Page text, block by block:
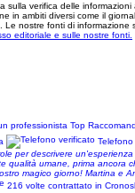
sulla verifica delle
in ambiti diversi come il
nostre fonti di
editoriale e sulle nostre fonti.
per descrivere
qualità umane, prima
magico giorno! Martina e
216 volte contrattato in